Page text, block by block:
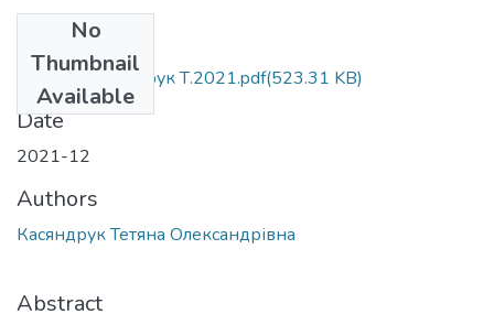
No
Thumbnail
Available
МР 281 Касяндрук Т.2021.pdf(523.31 KB)
Date
2021-12
Authors
Касяндрук Тетяна Олександрівна
Abstract